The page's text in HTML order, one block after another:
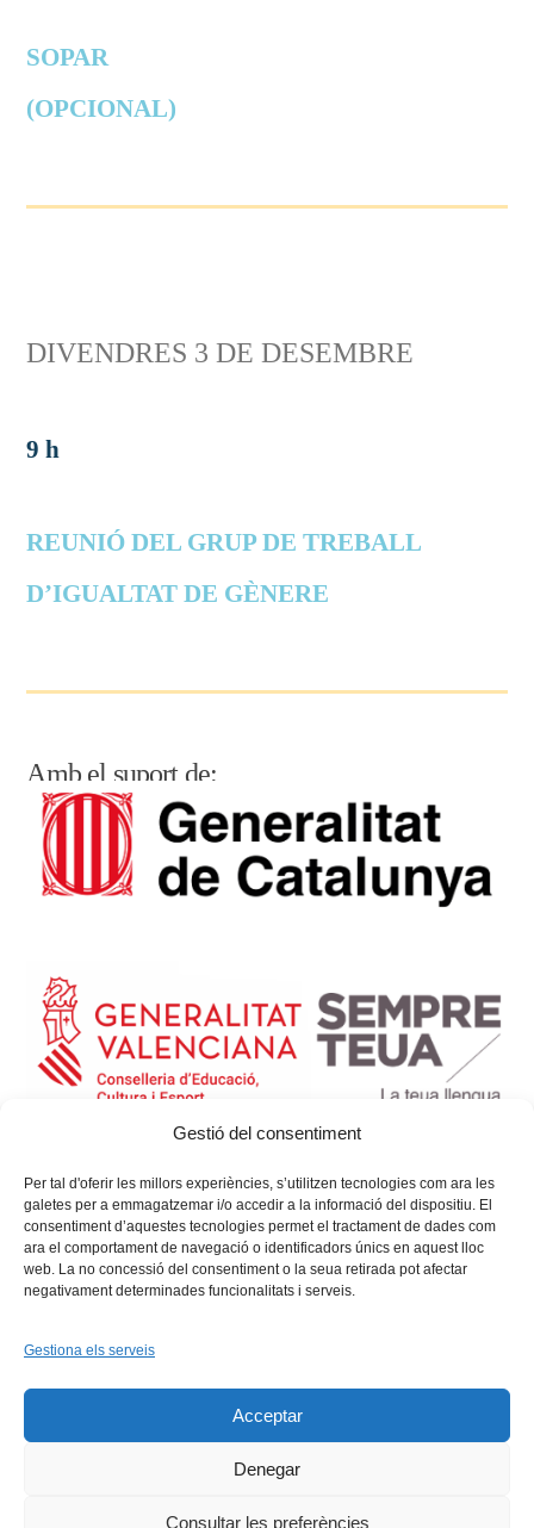
Gestió del consentiment
Per tal d'oferir les millors experiències, s’utilitzen tecnologies com ara les
galetes per a emmagatzemar i/o accedir a la informació del dispositiu. El
consentiment d’aquestes tecnologies permet el tractament de dades com
ara el comportament de navegació o identificadors únics en aquest lloc
web. La no concessió del consentiment o la seua retirada pot afectar
negativament determinades funcionalitats i serveis.
Gestiona els serveis
Acceptar
Denegar
Consultar les preferències
SOPAR
(OPCIONAL)
DIVENDRES 3 DE DESEMBRE
9 h
REUNIÓ DEL GRUP DE TREBALL
D’IGUALTAT DE GÈNERE
Amb el suport de:
Instagram
Flickr
INICI QUI SOM
PROGRAMES
DESENVOLUPAMENT SOSTENIBLE
AVÍS LEGAL
Copyright © 2026 - Xarxa Vives d'Universitats